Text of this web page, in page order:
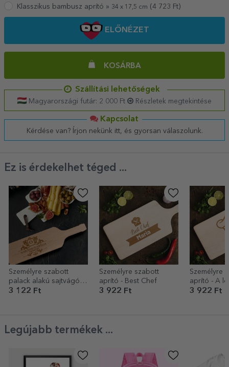
Klasszikus bambusz aprító » 34 x 17,5 cm (4 723 Ft)
ELŐNÉZET
KOSÁRBA
Szállítási lehetőségek
Magyarországi futár: 2 000 Ft Részletek megtekintése
Kapcsolat
Kérdése van? Írjon nekünk itt, és gyorsan válaszolunk.
Ez is érdekelhet téged ...
Személyre szabott
palack alakú sajtvágó -
Prémium séf
3 122 Ft
Személyre szabott
aprító - Best Chef
3 922 Ft
Személyre
aprító - A
szakács
3 922 Ft
Legújabb termékek ...